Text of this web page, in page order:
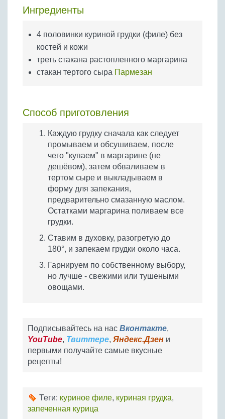
Крупы
Ингредиенты
4 половинки куриной грудки (филе) без
костей и кожи
треть стакана растопленного маргарина
стакан тертого сыра Пармезан
Способ приготовления
Каждую грудку сначала как следует
промываем и обсушиваем, после
чего "купаем" в маргарине (не
дешёвом), затем обваливаем в
тертом сыре и выкладываем в
форму для запекания,
предварительно смазанную маслом.
Остатками маргарина поливаем все
грудки.
Ставим в духовку, разогретую до
180°, и запекаем грудки около часа.
Гарнируем по собственному выбору,
но лучше - свежими или тушеными
овощами.
Подписывайтесь на нас Вконтакте,
YouTube, Твиттере, Яндекс.Дзен и
первыми получайте самые вкусные
рецепты!
Теги: куриное филе, куриная грудка,
запеченная курица